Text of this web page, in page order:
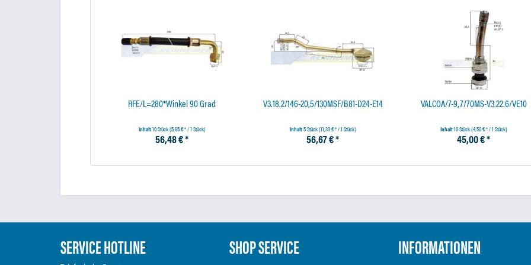
RFE/L=280*Winkel 90 Grad
Inhalt10 Stück(5,65 € * / 1 Stück)
56,48 € *
V3.18.2/146-20,5/130MSF/B81-D24-E14
Inhalt5 Stück(11,33 € * / 1 Stück)
56,67 € *
VALCOA/7-9,7/70MS-V3.22.6/VE10
Inhalt10 Stück(4,50 € * / 1 Stück)
45,00 € *
SERVICE HOTLINE SHOP SERVICE INFORMATIONEN